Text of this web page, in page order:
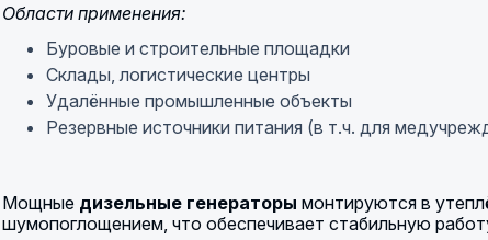
Области применения:
Буровые и строительные площадки
Склады, логистические центры
Удалённые промышленные объекты
Резервные источники питания (в т.ч. для
Мощные дизельные генераторы монтируются в
шумопоглощением, что обеспечивает стабильную